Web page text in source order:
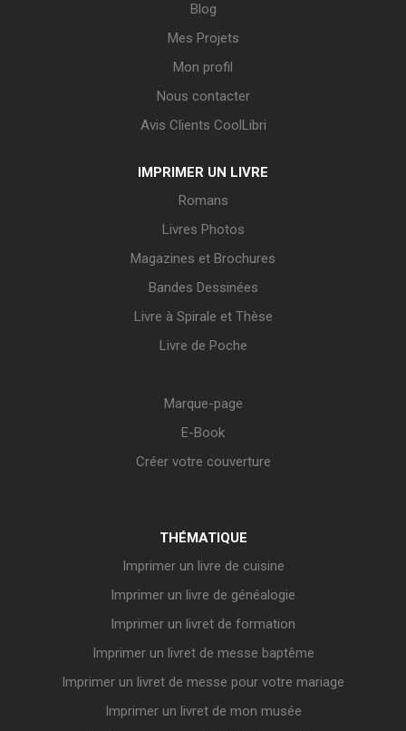
Blog
Mes Projets
Mon profil
Nous contacter
Avis Clients CoolLibri
IMPRIMER UN LIVRE
Romans
Livres Photos
Magazines et Brochures
Bandes Dessinées
Livre à Spirale et Thèse
Livre de Poche
Marque-page
E-Book
Créer votre couverture
THÉMATIQUE
Imprimer un livre de cuisine
Imprimer un livre de généalogie
Imprimer un livret de formation
Imprimer un livret de messe baptême
Imprimer un livret de messe pour votre mariage
Imprimer un livret de mon musée